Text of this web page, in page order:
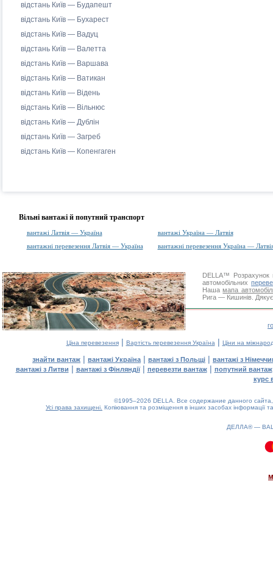
відстань Київ — Будапешт
відстань Київ — Бухарест
відстань Київ — Вадуц
відстань Київ — Валетта
відстань Київ — Варшава
відстань Київ — Ватикан
відстань Київ — Відень
відстань Київ — Вільнюс
відстань Київ — Дублін
відстань Київ — Загреб
відстань Київ — Копенгаген
Вільні вантажі й попутний транспорт
вантажі Латвія — Україна
вантажі Україна — Латвія
вантажні перевезення Латвія — Україна
вантажні перевезення Україна —
DELLA™
Розрахунок
автомобільних
Нашамапа
Рига — Кишинів.
Ціна перевезення| Вартість перевезення Україна | Ціни на
знайти вантаж | вантажі Україна | вантажі з Польщі | вантажі з
вантажі з Литви | вантажі з Фінляндії| перевезти вантаж| попутний вантаж
курс
©1995–2026 DELLA. Все содержание данного
Усі права захищені. Копіювання та розміщення в інших засобах інформації
ДЕЛЛА® —